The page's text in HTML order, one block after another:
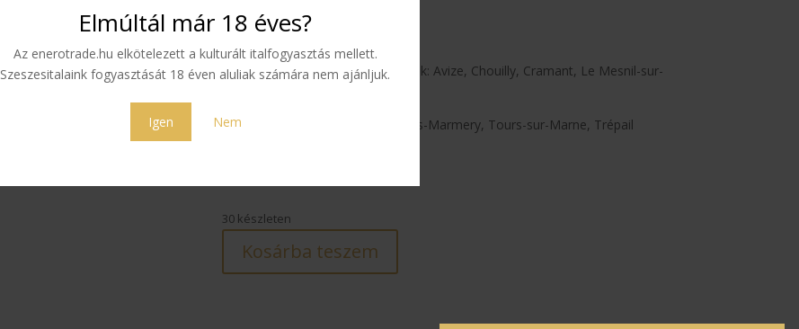
Elmúltál már 18 éves?
Az enerotrade.hu elkötelezett a kulturált italfogyasztás mellett.
Szeszesitalaink fogyasztását 18 éven aluliak számára nem ajánljuk.
Igen Nem
Összetétel:Chardonnay 100%
Falvak:Côte des Blancs-i területek: Avize, Chouilly, Cramant, Le Mesnil-sur-
Côte des Noirs területek:
Villers-Marmery, Tours-sur-Marne, Trépail
30 készleten
Kosárba teszem